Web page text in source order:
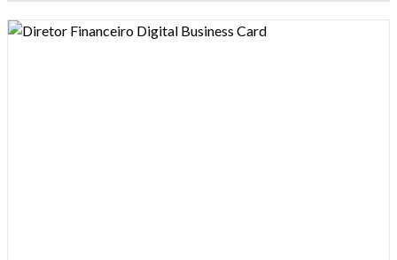
Design preview image